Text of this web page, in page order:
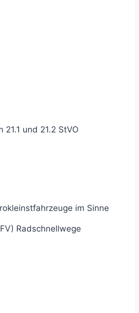
und 21.2 StVO
im Sinne
Radschnellwege